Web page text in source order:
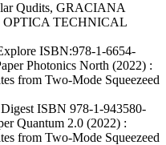
Qudits, GRACIANA
TECHNICAL
ISBN:978-1-6654-
Photonics North (2022) :
from Two-Mode Squeezeed
ISBN 978-1-943580-
Quantum 2.0 (2022) :
from Two-Mode Squeezeed